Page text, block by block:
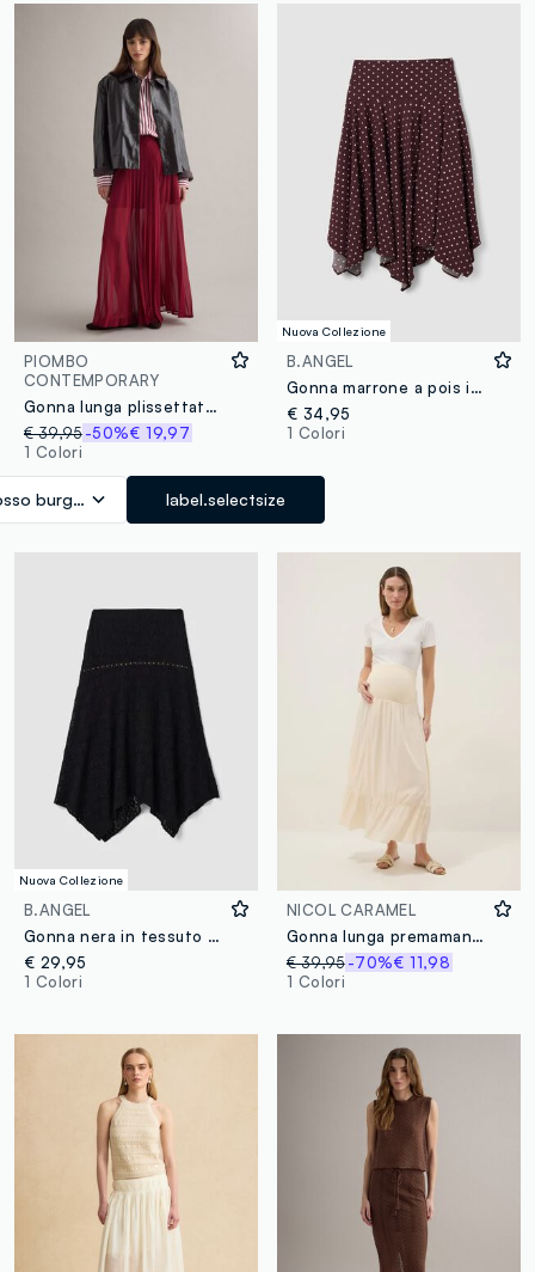
PIOMBO
CONTEMPORARY
Gonna lunga plissettata rossa regular fit
€ 39,95-50%€ 19,97
1 Colori
burgundy label.selectsize
Nuova Collezione
B.ANGEL
Gonna marrone a pois in misto viscosa e orlo asimmetrico
€ 34,95
1 Colori
Nuova Collezione
B.ANGEL
Gonna nera in tessuto elasticizzato con orlo asimmetrico in pizzo
€ 29,95
1 Colori
NICOL CARAMEL
Gonna lunga premaman in pura viscosa beige con elastico alto
€ 39,95 -70%€ 11,98
1 Colori